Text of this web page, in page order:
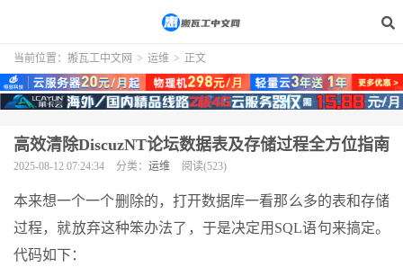
当前位置： 搬瓦工中文网 > 运维 > 正文
高效清除DiscuzNT论坛数据表及存储过程全方位指南
2025-08-12 07:24:34 分类： 运维 阅读(523)
本来想一个一个删除的，打开数据库一看那么多的表和存储
过程，就放弃这种笨办法了，于是决定用SQL语句来搞定。
代码如下：